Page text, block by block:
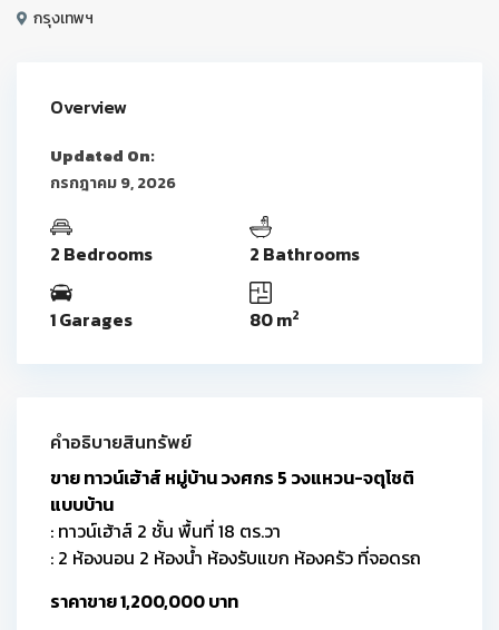
กรุงเทพฯ
Overview
Updated On:
กรกฎาคม 9, 2026
2 Bedrooms 2 Bathrooms
1 Garages 80 m2
คำอธิบายสินทรัพย์
ขาย ทาวน์เฮ้าส์ หมู่บ้าน วงศกร 5 วงแหวน-จตุโชติ
แบบบ้าน
: ทาวน์เฮ้าส์ 2 ชั้น พื้นที่ 18 ตร.วา
: 2 ห้องนอน 2 ห้องน้ำ ห้องรับแขก ห้องครัว ที่จอดรถ
ราคาขาย 1,200,000 บาท